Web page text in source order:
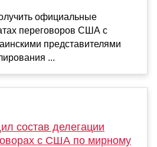
официальные
переговоров США с
представителями
...
состав делегации
с США по мирному